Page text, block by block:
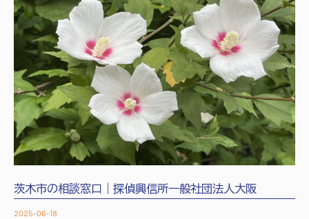
茨木市の相談窓口｜探偵興信所一般社団法人大阪
2025-06-18